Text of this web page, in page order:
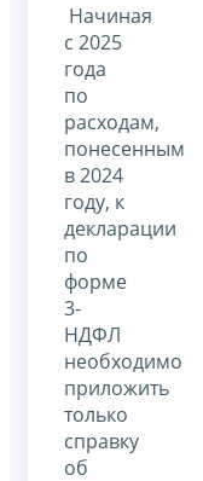
Начиная
с 2025
года
по
расходам,
понесенным
в 2024
году, к
декларации
по
форме
3-
НДФЛ
необходимо
приложить
только
справку
об